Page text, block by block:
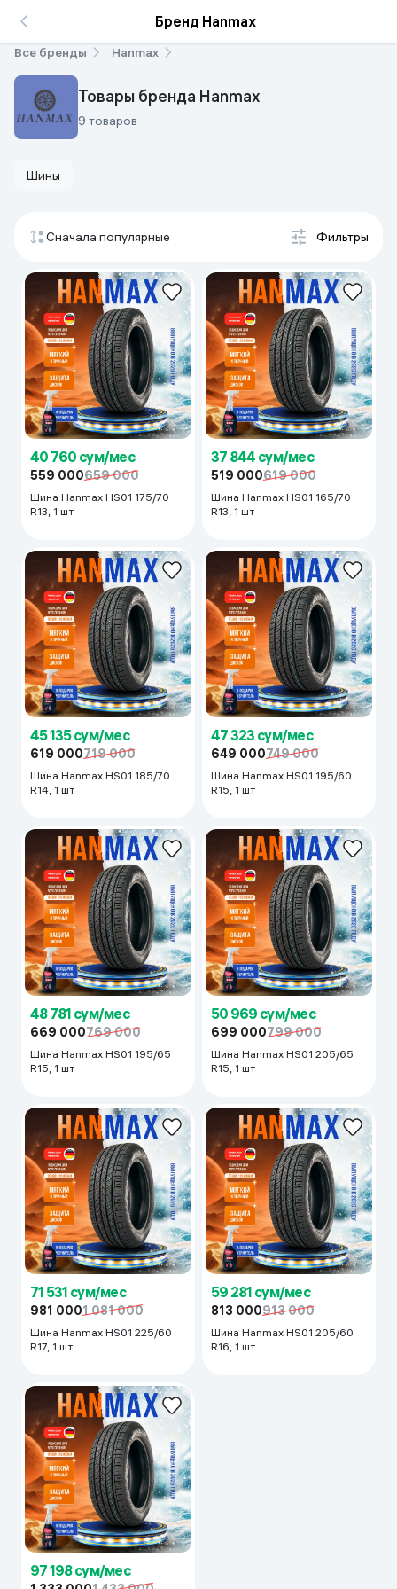
Бренд Hanmax
Все бренды Hanmax
Товары бренда Hanmax
9 товаров
Шины
Сначала популярные Фильтры
40 760 сум/мес
559 000659 000
Шина Hanmax HS01 175/70
R13, 1 шт
37 844 сум/мес
519 000619 000
Шина Hanmax HS01 165/70
R13, 1 шт
45 135 сум/мес
619 000719 000
Шина Hanmax HS01 185/70
R14, 1 шт
47 323 сум/мес
649 000749 000
Шина Hanmax HS01 195/60
R15, 1 шт
48 781 сум/мес
669 000769 000
Шина Hanmax HS01 195/65
R15, 1 шт
50 969 сум/мес
699 000799 000
Шина Hanmax HS01 205/65
R15, 1 шт
71 531 сум/мес
981 0001 081 000
Шина Hanmax HS01 225/60
R17, 1 шт
59 281 сум/мес
813 000913 000
Шина Hanmax HS01 205/60
R16, 1 шт
97 198 сум/мес